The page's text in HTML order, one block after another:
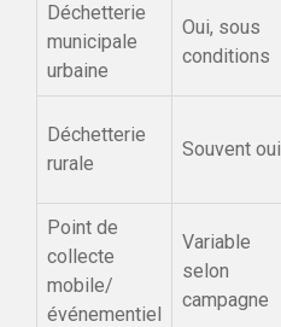
Déchetterie
municipale
urbaine
Oui, sous
conditions
Déchetterie
rurale
Souvent oui
Point de
collecte
mobile/
événementiel
Variable
selon
campagne